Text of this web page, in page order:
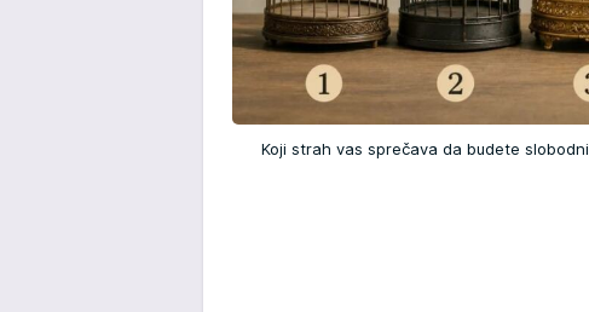
Koji strah vas sprečava da budete slobodni